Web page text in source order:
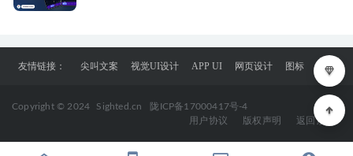
友情链接： 尖叫文案 视觉UI设计 APP UI 网页设计 图标
Copyright © 2024 Sighted.cn
陇ICP备17000417号-4
用户协议
版权声明 返回顶部